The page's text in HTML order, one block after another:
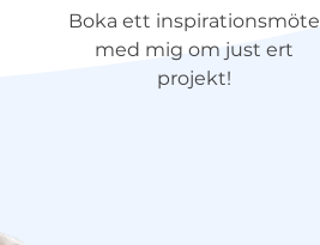
Boka ett inspirationsmöte
med mig om just ert
projekt!